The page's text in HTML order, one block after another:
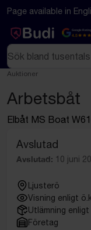
Hoppa till innehåll
Textbaserad
Page available in
Google Rating
4.5
Sök
Auktioner
Arbetsbåt
Elbåt MS Boat
Avslutad
Avslutad: 10 juni
Ljusterö
Visning enligt
Utlämning
Företag